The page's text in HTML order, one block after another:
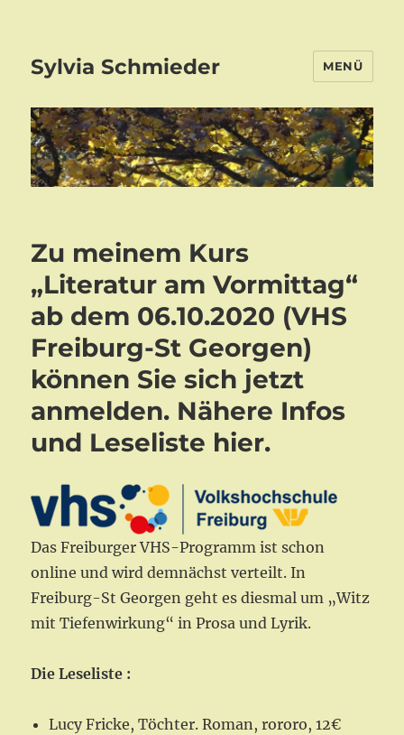
Sylvia Schmieder MENÜ
Zu meinem Kurs
„Literatur am Vormittag“
ab dem 06.10.2020 (VHS
Freiburg-St Georgen)
können Sie sich jetzt
anmelden. Nähere Infos
und Leseliste hier.
Das Freiburger VHS-Programm ist schon
online und wird demnächst verteilt. In
Freiburg-St Georgen geht es diesmal um „Witz
mit Tiefenwirkung“ in Prosa und Lyrik.
Die Leseliste :
Lucy Fricke, Töchter. Roman, rororo, 12€